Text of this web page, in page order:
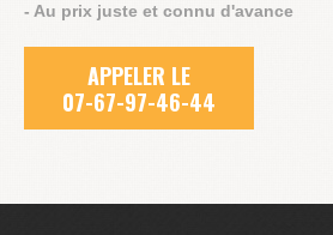
- Au prix juste et connu d'avance
APPELER LE
07-67-97-46-44